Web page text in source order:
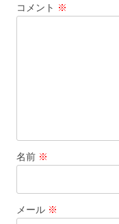
ョ
コメント ※
名前 ※
メール ※